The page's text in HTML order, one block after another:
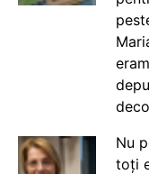
Nu
toți